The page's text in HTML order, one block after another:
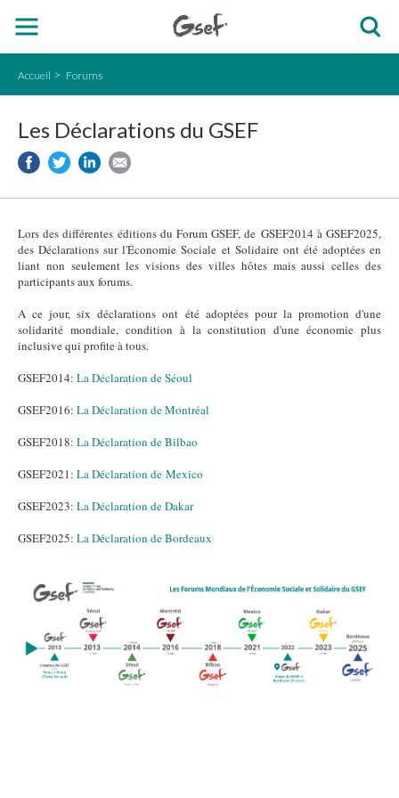
Accueil Forums
Les Déclarations du GSEF
Lors des différentes éditions du Forum GSEF, de GSEF2014 à GSEF2025,
des Déclarations sur l'Économie Sociale et Solidaire ont été adoptées en
liant non seulement les visions des villes hôtes mais aussi celles des
participants aux forums.
A ce jour, six déclarations ont été adoptées pour la promotion d'une
solidarité mondiale, condition à la constitution d'une économie plus
inclusive qui profite à tous.
GSEF2014: La Déclaration de Séoul
GSEF2016: La Déclaration de Montréal
GSEF2018: La Déclaration de Bilbao
GSEF2021: La Déclaration de Mexico
GSEF2023: La Déclaration de Dakar
GSEF2025: La Déclaration de Bordeaux
FR Chronologie Forums GSEF.png